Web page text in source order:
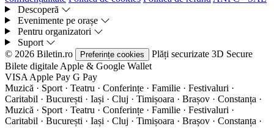
Descoperă
Evenimente pe orașe
Pentru organizatori
Suport
© 2026 Biletin.ro
Preferințe cookies Plăți securizate 3D Secure
Bilete digitale Apple & Google Wallet
VISA Apple Pay G Pay
Muzică · Sport · Teatru · Conferințe · Familie · Festivaluri ·
Caritabil · București · Iași · Cluj · Timișoara · Brașov · Constanța ·
Muzică · Sport · Teatru · Conferințe · Familie · Festivaluri ·
Caritabil · București · Iași · Cluj · Timișoara · Brașov · Constanța ·